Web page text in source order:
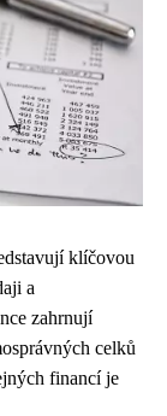
klíčovou
a
zahrnují
celků
financí je